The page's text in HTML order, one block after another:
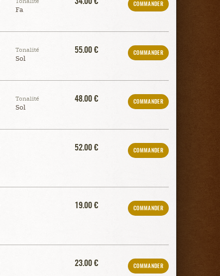
Fa
COMMANDER
Tonalité
Sol
55.00 € COMMANDER
Tonalité
Sol
48.00 € COMMANDER
52.00 € COMMANDER
19.00 € COMMANDER
23.00 € COMMANDER